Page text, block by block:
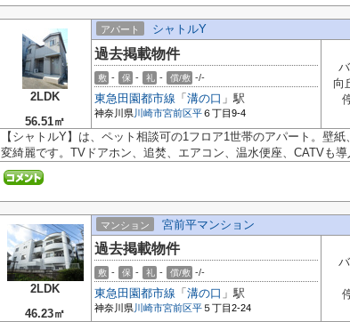
2LDK
56.51㎡
アパート シャトルY
過去掲載物件
敷 - 保 - 礼 - 償/敷 -/-
東急田園都市線 「 溝の口 」駅
神奈川県川崎市宮前区平６丁目9-4
向
【シャトルY】は、ペット相談可の1フロア1世帯のアパート。壁
変綺麗です。TVドアホン、追焚、エアコン、温水便座、CATVも
2LDK
46.23㎡
マンション 宮前平マンション
過去掲載物件
敷 - 保 - 礼 - 償/敷 -/-
東急田園都市線 「 溝の口 」駅
神奈川県川崎市宮前区平 ５丁目2-24